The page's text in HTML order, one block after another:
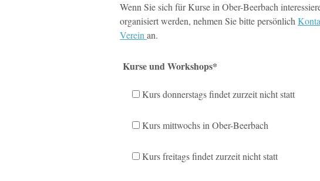
Wenn Sie sich für Kurse in Ober-Beerbach
organisiert werden, nehmen Sie bitte persönlich
Verein an.
Kurse und Workshops*
Kurs donnerstags findet zurzeit nicht statt
Kurs mittwochs in Ober-Beerbach
Kurs freitags findet zurzeit nicht statt